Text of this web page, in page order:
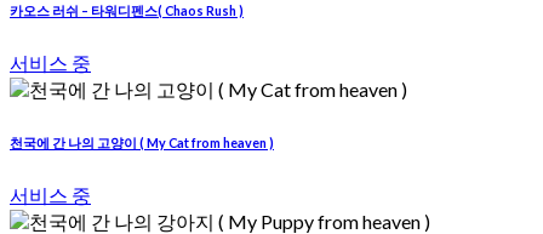
카오스 러쉬 – 타워디펜스( Chaos Rush )
서비스 중
천국에 간 나의 고양이 ( My Cat from heaven )
서비스 중